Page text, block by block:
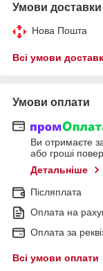
Умови доставки
Нова Пошта
Всі умови
Умови оплати
Ви отримаєте
або гроші
Детальніше
Післяплата
Оплата на
Оплата за
Всі умови оплати